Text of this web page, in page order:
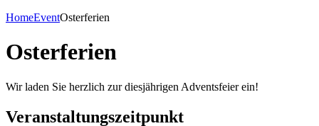
HomeEventOsterferien
Osterferien
Wir laden Sie herzlich zur diesjährigen Adventsfeier ein!
Veranstaltungszeitpunkt